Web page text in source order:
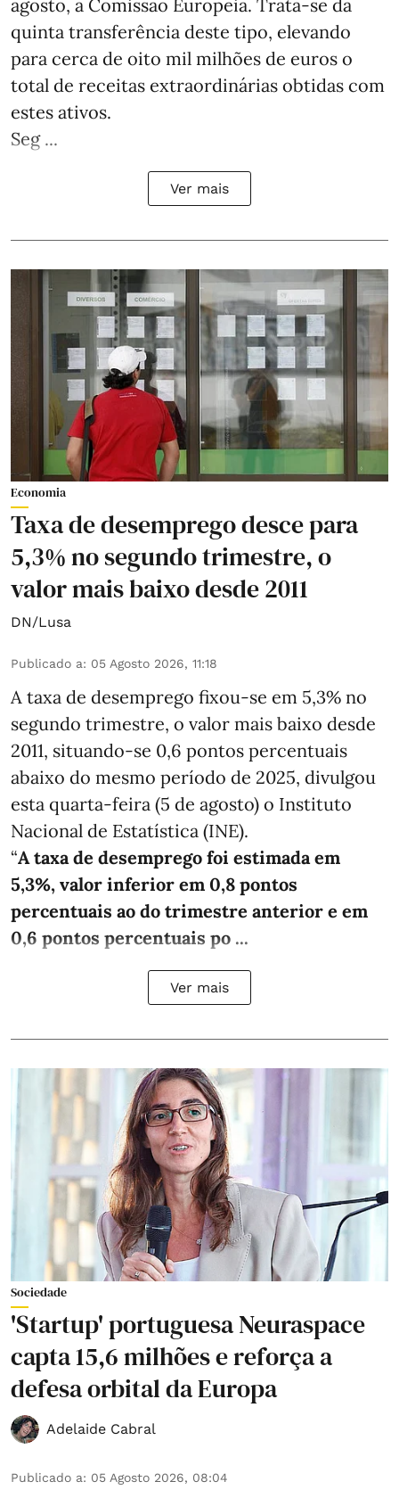
agosto, a Comissão Europeia. Trata-se da
quinta transferência deste tipo, elevando
para cerca de oito mil milhões de euros o
total de receitas extraordinárias obtidas com
estes ativos.
Seg ...
Ver mais
Economia
Taxa de desemprego desce para
5,3% no segundo trimestre, o
valor mais baixo desde 2011
DN/Lusa
Publicado a: 05 Agosto 2026, 11:18
A taxa de desemprego fixou-se em 5,3% no
segundo trimestre, o valor mais baixo desde
2011, situando-se 0,6 pontos percentuais
abaixo do mesmo período de 2025, divulgou
esta quarta-feira (5 de agosto) o Instituto
Nacional de Estatística (INE).
“A taxa de desemprego foi estimada em
5,3%, valor inferior em 0,8 pontos
percentuais ao do trimestre anterior e em
0,6 pontos percentuais po ...
Ver mais
Sociedade
'Startup' portuguesa Neuraspace
capta 15,6 milhões e reforça a
defesa orbital da Europa
Adelaide Cabral
Publicado a: 05 Agosto 2026, 08:04